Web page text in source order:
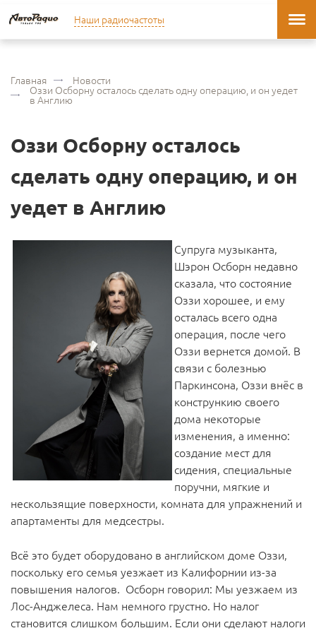
Наши радиочастоты
Главная Новости
Оззи Осборну осталось сделать одну операцию, и он уедет
в Англию
Оззи Осборну осталось
сделать одну операцию, и он
уедет в Англию
Супруга музыканта,
Шэрон Осборн недавно
сказала, что состояние
Оззи хорошее, и ему
осталась всего одна
операция, после чего
Оззи вернется домой. В
связи с болезнью
Паркинсона, Оззи внёс в
констрункию своего
дома некоторые
изменения, а именно:
создание мест для
сидения, специальные
поручни, мягкие и
нескользящие поверхности, комната для упражнений и
апартаменты для медсестры.
Всё это будет оборудовано в английском доме Оззи,
поскольку его семья уезжает из Калифорнии из-за
повышения налогов. Осборн говорил: Мы уезжаем из
Лос-Анджелеса. Нам немного грустно. Но налог
становится слишком большим. Если они сделают налоги